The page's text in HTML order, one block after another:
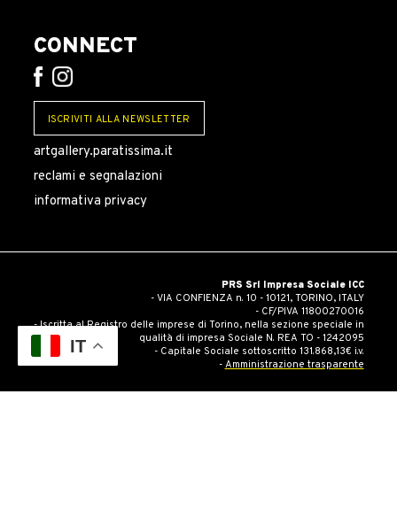
CONNECT
ISCRIVITI ALLA NEWSLETTER
artgallery.paratissima.it
reclami e segnalazioni
informativa privacy
PRS Srl Impresa Sociale ICC
- VIA CONFIENZA n. 10 - 10121, TORINO, ITALY
- CF/PIVA 11800270016
- Iscritta al Registro delle imprese di Torino, nella sezione speciale in
qualità di impresa Sociale N. REA TO - 1242095
- Capitale Sociale sottoscritto 131.868,13€ i.v.
- Amministrazione trasparente
IT